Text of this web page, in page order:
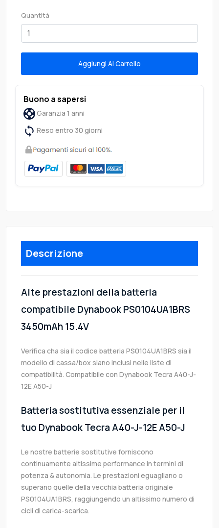
Quantità
Aggiungi Al Carrello
Buono a sapersi
Garanzia 1 anni
Reso entro 30 giorni
Descrizione
Alte prestazioni della batteria
compatibile Dynabook PS0104UA1BRS
3450mAh 15.4V
Verifica cha sia il codice batteria PS0104UA1BRS sia il
modello di cassa/box siano inclusi nelle liste di
compatibilità. Compatibile con Dynabook Tecra A40-J-
12E A50-J
Batteria sostitutiva essenziale per il
tuo Dynabook Tecra A40-J-12E A50-J
Le nostre batterie sostitutive forniscono
continuamente altissime performance in termini di
potenza & autonomia. Le prestazioni eguagliano o
superano quelle della vecchia batteria originale
PS0104UA1BRS, raggiungendo un altissimo numero di
cicli di carica-scarica.